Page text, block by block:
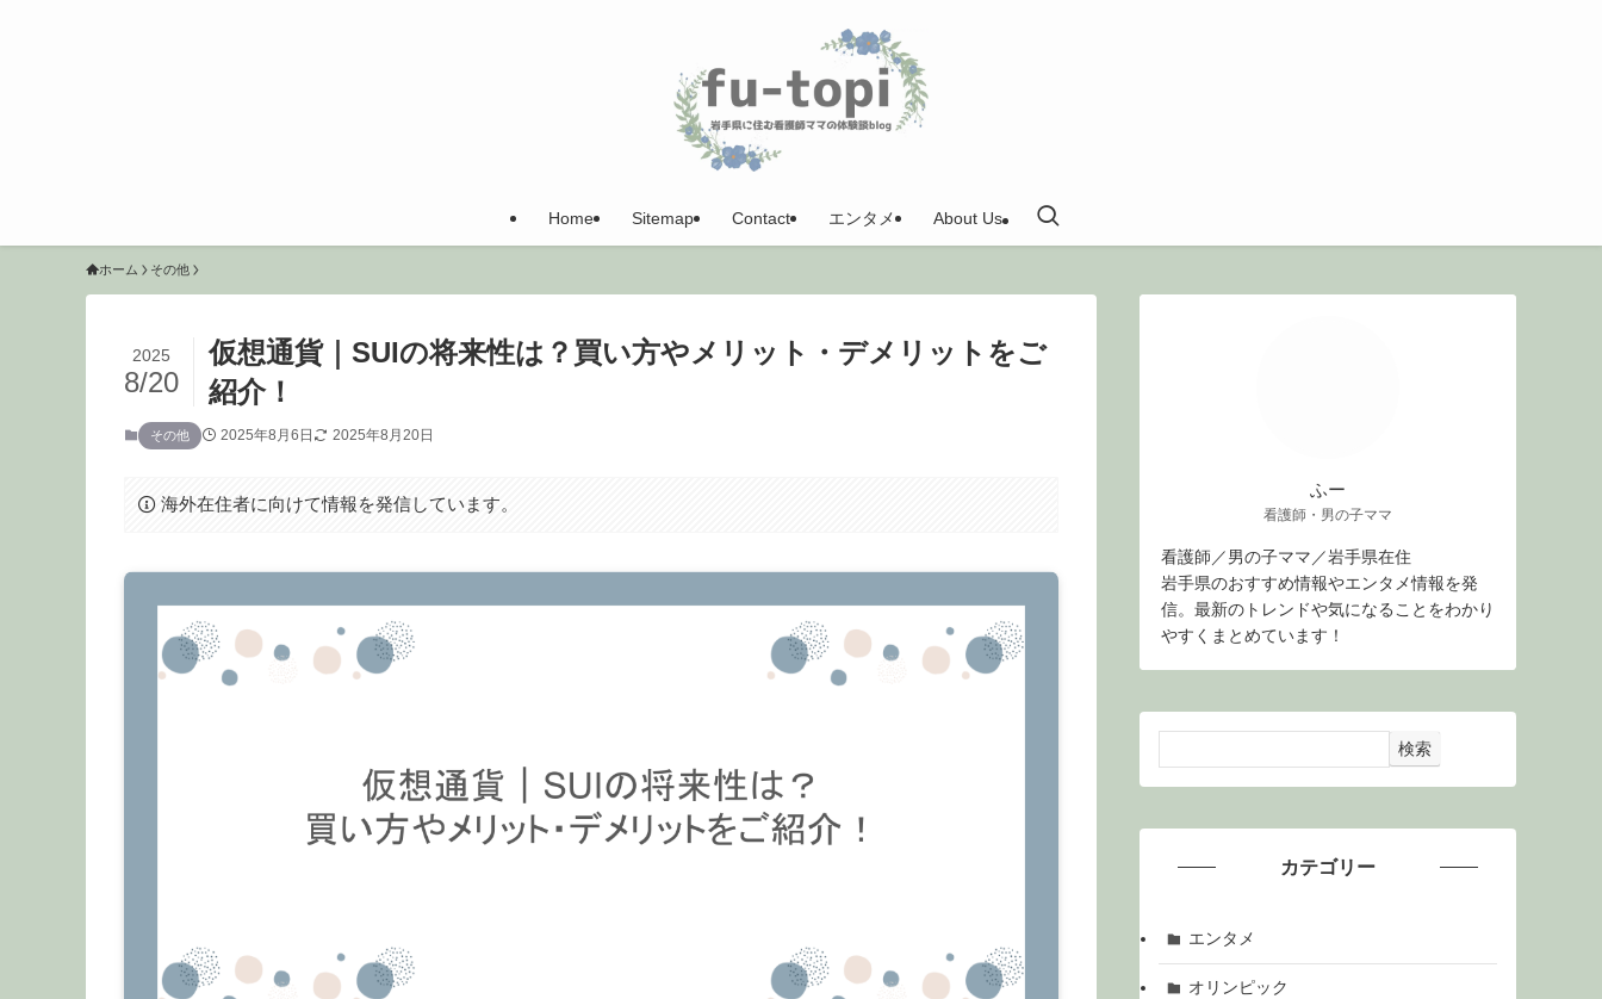
Home Sitemap Contact エンタメ About Us
ホーム その他
仮想通貨｜SUIの将来性は？買い方やメリット・デメリットをご
紹介！
2025
8/20
その他 2025年8月6日 2025年8月20日
海外在住者に向けて情報を発信しています。
ふー
看護師・男の子ママ
看護師／男の子ママ／岩手県在住
岩手県のおすすめ情報やエンタメ情報を発
信。最新のトレンドや気になることをわかり
やすくまとめています！
検索
カテゴリー
エンタメ
オリンピック